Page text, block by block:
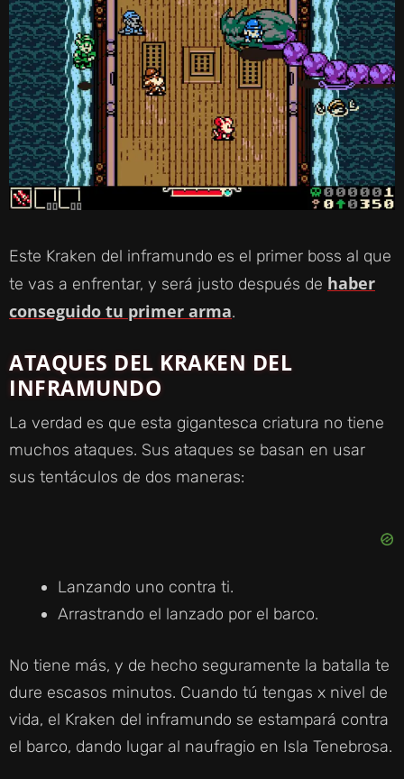
Este Kraken del inframundo es el primer boss al que
te vas a enfrentar, y será justo después de haber
conseguido tu primer arma.
ATAQUES DEL KRAKEN DEL
INFRAMUNDO
La verdad es que esta gigantesca criatura no tiene
muchos ataques. Sus ataques se basan en usar
sus tentáculos de dos maneras:
Lanzando uno contra ti.
Arrastrando el lanzado por el barco.
No tiene más, y de hecho seguramente la batalla te
dure escasos minutos. Cuando tú tengas x nivel de
vida, el Kraken del inframundo se estampará contra
el barco, dando lugar al naufragio en Isla Tenebrosa.